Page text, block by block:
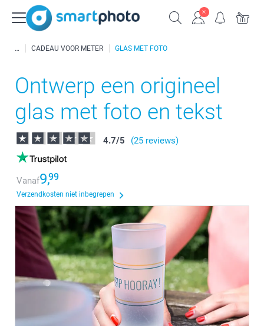
CADEAU VOOR METER GLAS MET FOTO
Ontwerp een origineel
glas met foto en tekst
4.7/5 (25 reviews)
Vanaf9,99
Verzendkosten niet inbegrepen